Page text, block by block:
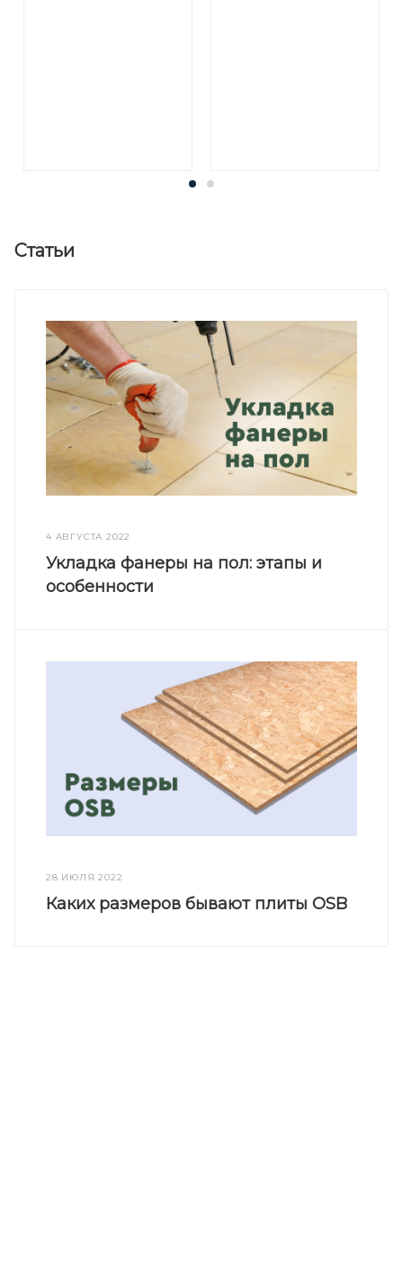
Статьи
4 АВГУСТА 2022
Укладка фанеры на пол: этапы и
особенности
28 ИЮЛЯ 2022
Каких размеров бывают плиты OSB